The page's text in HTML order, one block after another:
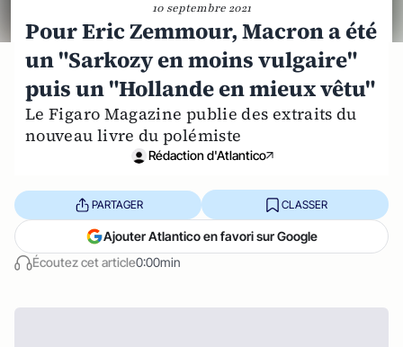
10 septembre 2021
Pour Eric Zemmour, Macron a été
un "Sarkozy en moins vulgaire"
puis un "Hollande en mieux vêtu"
Le Figaro Magazine publie des extraits du
nouveau livre du polémiste
Rédaction d'Atlantico
Écoutez cet article0:00min
PARTAGER CLASSER
Ajouter Atlantico en favori sur Google